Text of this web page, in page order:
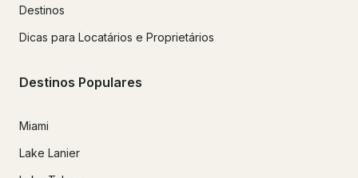
Destinos
Dicas para Locatários e Proprietários
Destinos Populares
Miami
Lake Lanier